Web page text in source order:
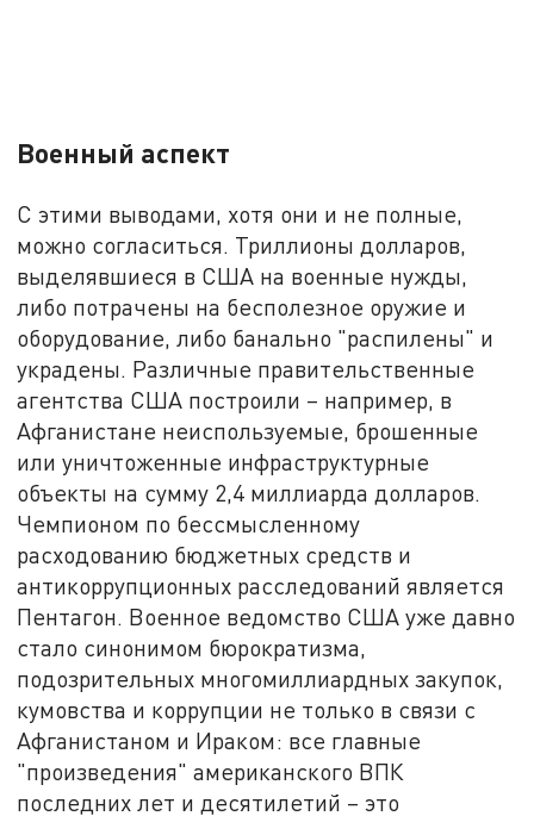
Военный аспект
С этими выводами, хотя они и не полные,
можно согласиться. Триллионы долларов,
выделявшиеся в США на военные нужды,
либо потрачены на бесполезное оружие и
оборудование, либо банально "распилены" и
украдены. Различные правительственные
агентства США построили – например, в
Афганистане неиспользуемые, брошенные
или уничтоженные инфраструктурные
объекты на сумму 2,4 миллиарда долларов.
Чемпионом по бессмысленному
расходованию бюджетных средств и
антикоррупционных расследований является
Пентагон. Военное ведомство США уже давно
стало синонимом бюрократизма,
подозрительных многомиллиардных закупок,
кумовства и коррупции не только в связи с
Афганистаном и Ираком: все главные
"произведения" американского ВПК
последних лет и десятилетий – это